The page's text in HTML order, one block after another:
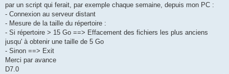
par un script qui ferait, par exemple chaque semaine, depuis mon PC :
- Connexion au serveur distant
- Mesure de la taille du répertoire :
- Si répertoire > 15 Go ==> Effacement des fichiers les plus anciens
jusqu' à obtenir une taille de 5 Go
- Sinon ==> Exit
Merci par avance
D7.0